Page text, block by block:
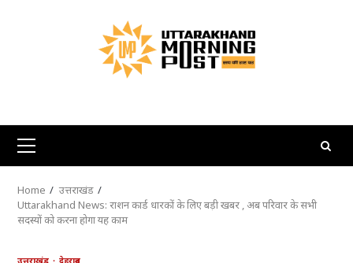
Primary
Menu
Home
उत्तराखंड
Uttarakhand News: राशन कार्ड धारकों के लिए बड़ी खबर , अब परिवार के सभी
सदस्यों को करना होगा यह काम
उत्तराखंड देहरादून